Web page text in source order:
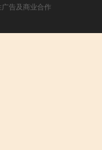
告及商业合作